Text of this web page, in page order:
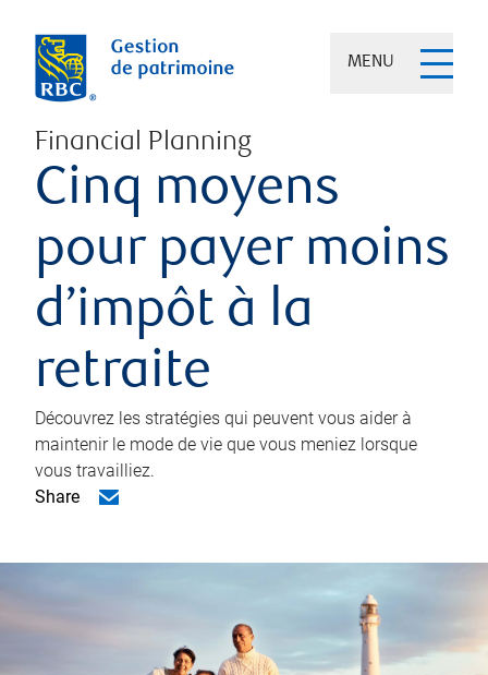
MENU
Financial Planning
Cinq moyens
pour payer moins
d’impôt à la
retraite
Découvrez les stratégies qui peuvent vous aider à
maintenir le mode de vie que vous meniez lorsque
vous travailliez.
Share